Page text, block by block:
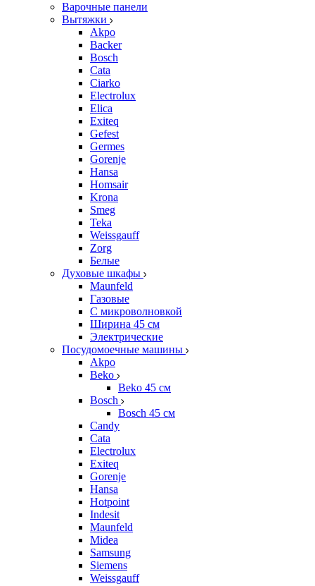
Варочные панели
Вытяжки
Akpo
Backer
Bosch
Cata
Ciarko
Electrolux
Elica
Exiteq
Gefest
Germes
Gorenje
Hansa
Homsair
Krona
Smeg
Teka
Weissgauff
Zorg
Белые
Духовые шкафы
Maunfeld
Газовые
С микроволновкой
Ширина 45 см
Электрические
Посудомоечные машины
Akpo
Beko
Beko 45 см
Bosch
Bosch 45 см
Candy
Cata
Electrolux
Exiteq
Gorenje
Hansa
Hotpoint
Indesit
Maunfeld
Midea
Samsung
Siemens
Weissgauff